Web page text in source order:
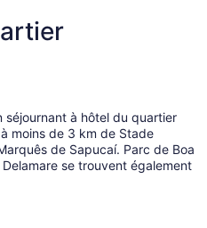
séjournant à hôtel du quartier
moins de 3 km de Stade
de Sapucaí. Parc de Boa
se trouvent également